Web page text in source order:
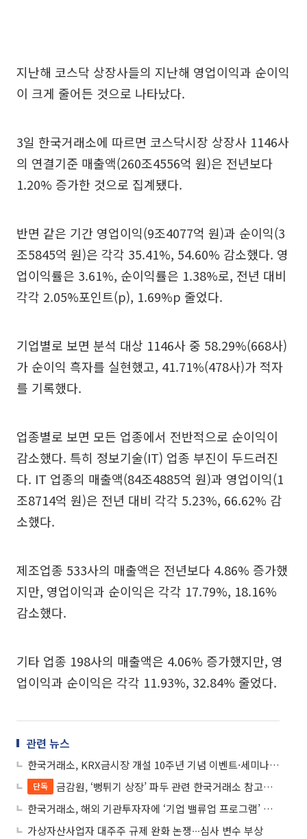
지난해 코스닥 상장사들의 지난해 영업이익과 순이익
이 크게 줄어든 것으로 나타났다.
3일 한국거래소에 따르면 코스닥시장 상장사 1146사
의 연결기준 매출액(260조4556억 원)은 전년보다
1.20% 증가한 것으로 집계됐다.
반면 같은 기간 영업이익(9조4077억 원)과 순이익(3
조5845억 원)은 각각 35.41%, 54.60% 감소했다. 영
업이익률은 3.61%, 순이익률은 1.38%로, 전년 대비
각각 2.05%포인트(p), 1.69%p 줄었다.
기업별로 보면 분석 대상 1146사 중 58.29%(668사)
가 순이익 흑자를 실현했고, 41.71%(478사)가 적자
를 기록했다.
업종별로 보면 모든 업종에서 전반적으로 순이익이
감소했다. 특히 정보기술(IT) 업종 부진이 두드러진
다. IT 업종의 매출액(84조4885억 원)과 영업이익(1
조8714억 원)은 전년 대비 각각 5.23%, 66.62% 감
소했다.
제조업종 533사의 매출액은 전년보다 4.86% 증가했
지만, 영업이익과 순이익은 각각 17.79%, 18.16%
감소했다.
기타 업종 198사의 매출액은 4.06% 증가했지만, 영
업이익과 순이익은 각각 11.93%, 32.84% 줄었다.
관련 뉴스
한국거래소, KRX금시장 개설 10주년 기념 이벤트·세미나 개최
단독
금감원, ‘뻥튀기 상장’ 파두 관련 한국거래소 참고인 조사
한국거래소, 해외 기관투자자에 ‘기업 밸류업 프로그램’ 소개
가상자산사업자 대주주 규제 완화 논쟁∙∙∙심사 변수 부상